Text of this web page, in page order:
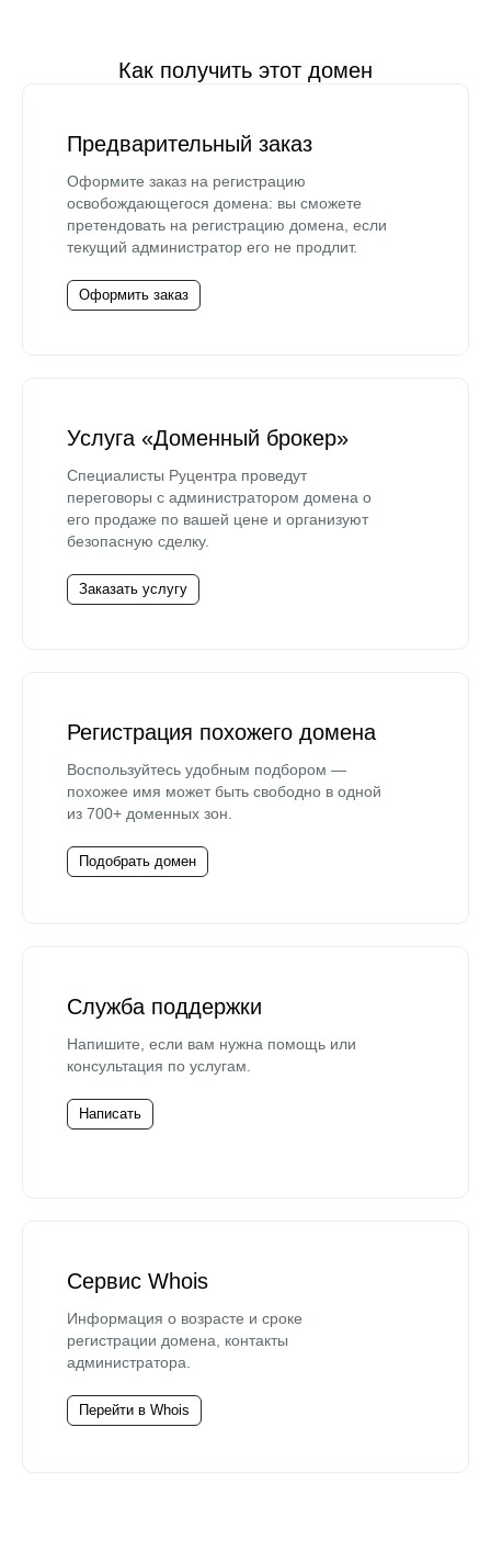
Как получить этот домен
Предварительный заказ
Оформите заказ на регистрацию
освобождающегося домена: вы сможете
претендовать на регистрацию домена, если
текущий администратор его не продлит.
Оформить заказ
Услуга «Доменный брокер»
Специалисты Руцентра проведут
переговоры с администратором домена о
его продаже по вашей цене и организуют
безопасную сделку.
Заказать услугу
Регистрация похожего домена
Воспользуйтесь удобным подбором —
похожее имя может быть свободно в одной
из 700+ доменных зон.
Подобрать домен
Служба поддержки
Напишите, если вам нужна помощь или
консультация по услугам.
Написать
Сервис Whois
Информация о возрасте и сроке
регистрации домена, контакты
администратора.
Перейти в Whois